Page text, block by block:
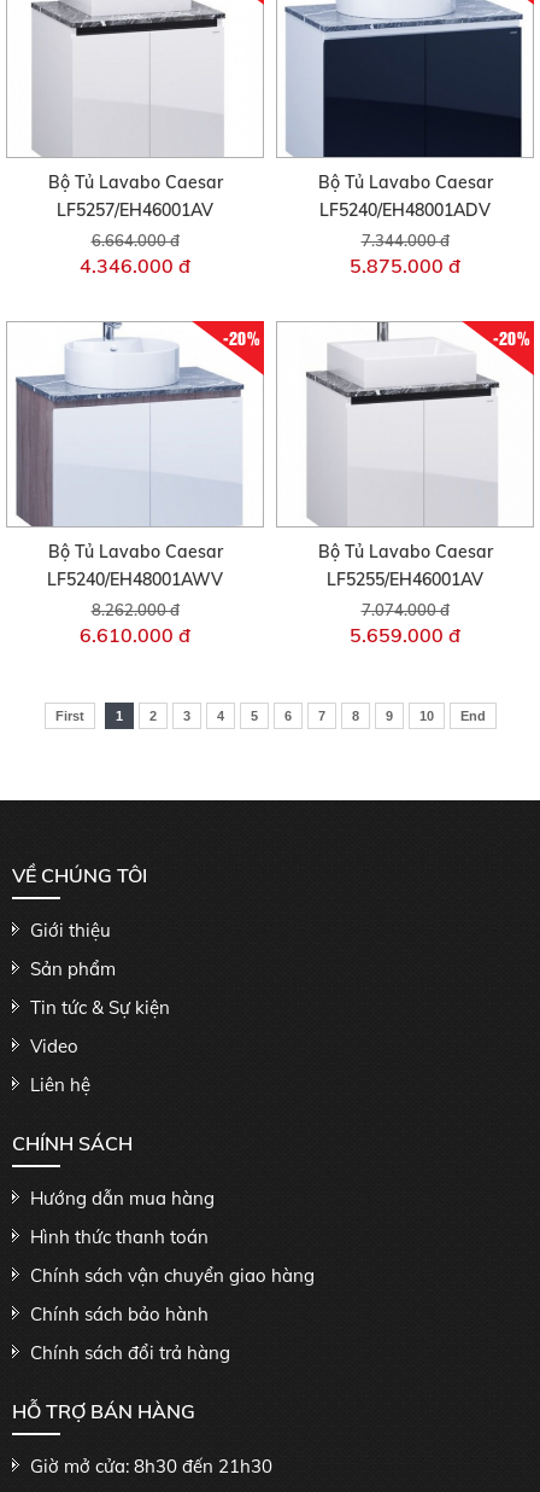
Bộ Tủ Lavabo Caesar
LF5257/EH46001AV
6.664.000 đ
4.346.000 đ
Bộ Tủ Lavabo Caesar
LF5240/EH48001ADV
7.344.000 đ
5.875.000 đ
-20%
Bộ Tủ Lavabo Caesar
LF5240/EH48001AWV
8.262.000 đ
6.610.000 đ
-20%
Bộ Tủ Lavabo Caesar
LF5255/EH46001AV
7.074.000 đ
5.659.000 đ
First 1 2 3 4 5 6 7 8 9 10 End
VỀ CHÚNG TÔI
Giới thiệu
Sản phẩm
Tin tức & Sự kiện
Video
Liên hệ
CHÍNH SÁCH
Hướng dẫn mua hàng
Hình thức thanh toán
Chính sách vận chuyển giao hàng
Chính sách bảo hành
Chính sách đổi trả hàng
HỖ TRỢ BÁN HÀNG
Giờ mở cửa: 8h30 đến 21h30